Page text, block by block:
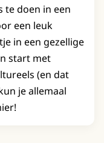
te doen in een
een leuk
in een gezellige
start met
(en dat
je allemaal